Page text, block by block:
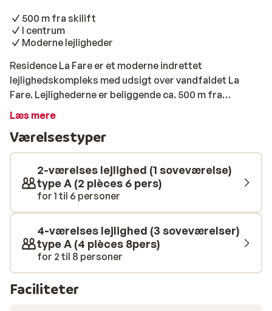
500 m fra skilift
I centrum
Moderne lejligheder
Residence La Fare er et moderne indrettet
lejlighedskompleks med udsigt over vandfaldet La
Fare. Lejlighederne er beliggende ca. 500 m fra
skiliften og er fuldt udstyret med faciliteter du har
oven på indkøbscentret i Vaujany, så du er dejlig tæt på
supermarkedet og restauranterne. Residence La Fare
anbefales til venner og familier, der ønsker at bo i
centrum af Vaujany under skiferien.
Læs mere
Værelsestyper
2-værelses lejlighed (1 soveværelse)
type A (2 pièces 6 pers)
for 1 til 6 personer
4-værelses lejlighed (3 soveværelser)
type A (4 pièces 8pers)
for 2 til 8 personer
Faciliteter